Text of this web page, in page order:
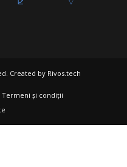
Created by Rivos.tech
Termeni și condiții